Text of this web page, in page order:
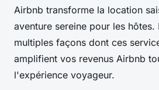
Airbnb transforme la location
aventure sereine pour les hôtes.
multiples façons dont ces
amplifient vos revenus Airbnb
l'expérience voyageur.